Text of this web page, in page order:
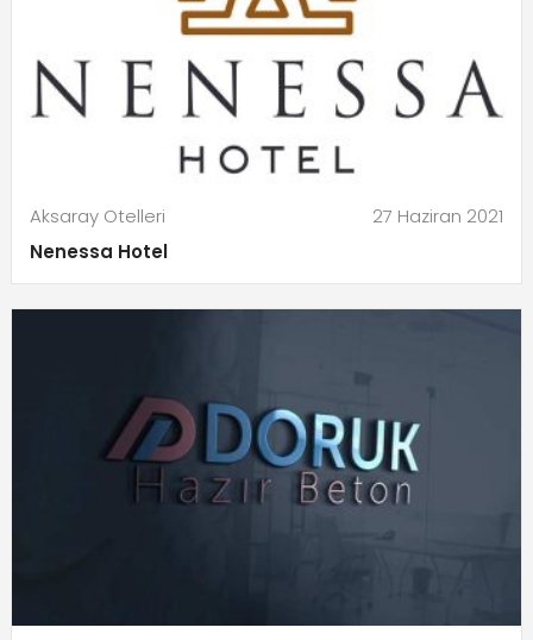
Aksaray Otelleri
27 Haziran 2021
Nenessa Hotel